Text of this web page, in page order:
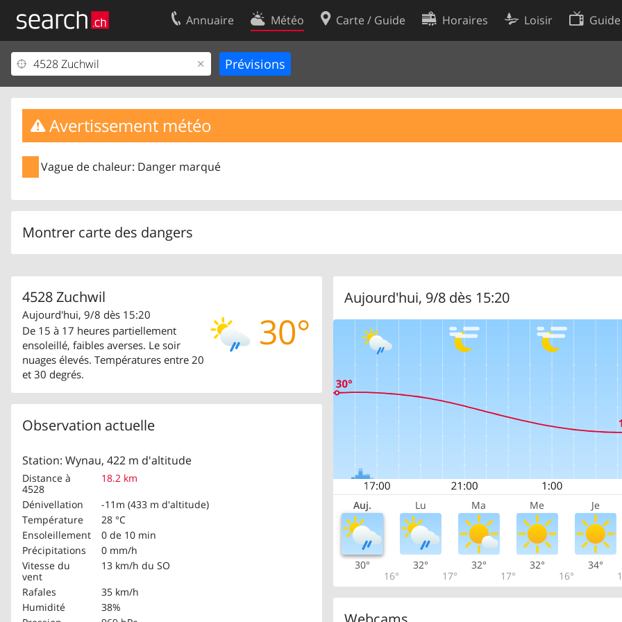
Annuaire Météo Carte / Guide Horaires Loisir
Avertissement météo
Vague de chaleur: Danger marqué
Montrer carte des dangers
4528 Zuchwil
30°
Aujourd'hui, 9/8 dès 15:20
De 15 à 17 heures partiellement
ensoleillé, faibles averses. Le soir
nuages élevés. Températures entre 20
et 30 degrés.
Observation actuelle
Station: Wynau, 422 m d'altitude
Distance à
4528
18.2 km
Dénivellation
-11m (433 m d'altitude)
Température
28 °C
Ensoleillement
0 de 10 min
Précipitations
0 mm/h
Vitesse du
vent
13 km/h du SO
Rafales
35 km/h
Humidité
38%
Aujourd'hui, 9/8 dès 15:20
Auj. Lu Ma Me Je
30°
16°
32°
17°
32°
17°
32°
16°
34°
Votre inscription
Centre clients
Mentions Légales
Contact
Conditions d’utilisation
Protection des données
Préférences de cookies
Développeurs